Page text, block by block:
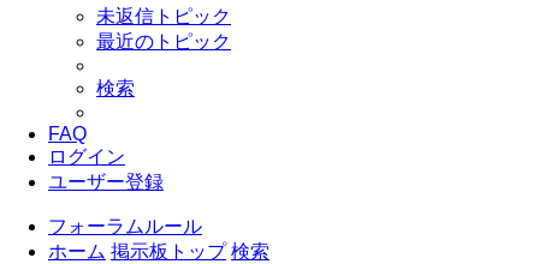
未返信トピック
最近のトピック
検索
FAQ
ログイン
ユーザー登録
フォーラムルール
ホーム 掲示板トップ 検索